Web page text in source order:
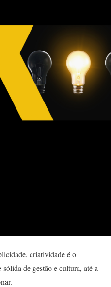
criatividade é o
de gestão e cultura, até a